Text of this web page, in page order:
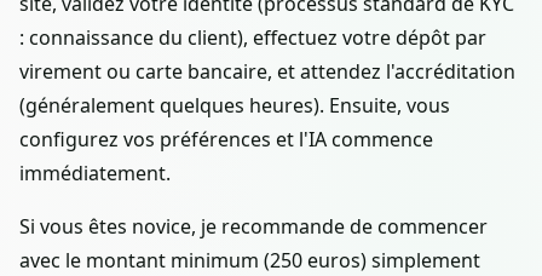
: connaissance du client), effectuez votre dépôt par
virement ou carte bancaire, et attendez l'accréditation
(généralement quelques heures). Ensuite, vous
configurez vos préférences et l'IA commence
immédiatement.
Si vous êtes novice, je recommande de commencer
avec le montant minimum (250 euros) simplement